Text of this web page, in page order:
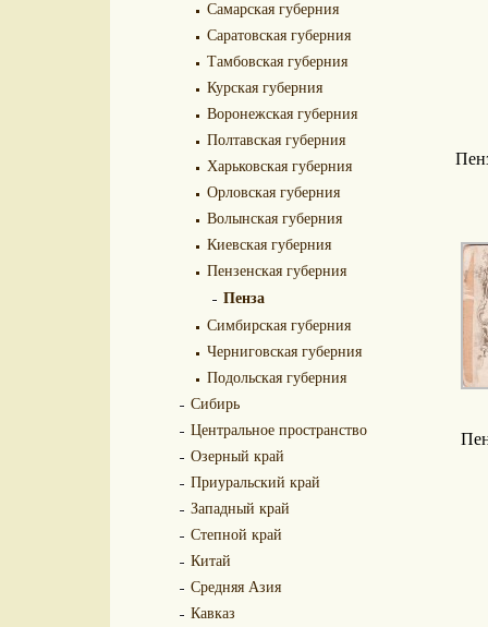
Самарская губерния
Саратовская губерния
Тамбовская губерния
Курская губерния
Воронежская губерния
Полтавская губерния
Харьковская губерния
Орловская губерния
Волынская губерния
Киевская губерния
Пензенская губерния
Пенза
Симбирская губерния
Черниговская губерния
Подольская губерния
Сибирь
Центральное пространство
Озерный край
Приуральский край
Западный край
Степной край
Китай
Средняя Азия
Кавказ